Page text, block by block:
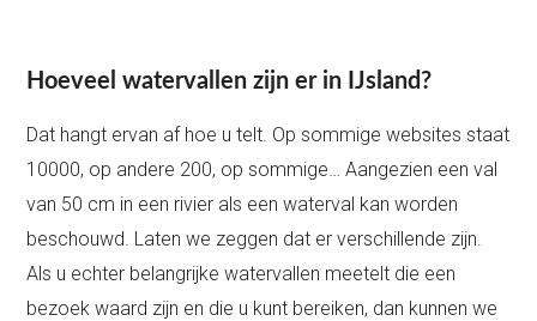
Hoeveel watervallen zijn er in IJsland?
Dat hangt ervan af hoe u telt. Op sommige websites staat
10000, op andere 200, op sommige… Aangezien een val
van 50 cm in een rivier als een waterval kan worden
beschouwd. Laten we zeggen dat er verschillende zijn.
Als u echter belangrijke watervallen meetelt die een
bezoek waard zijn en die u kunt bereiken, dan kunnen we